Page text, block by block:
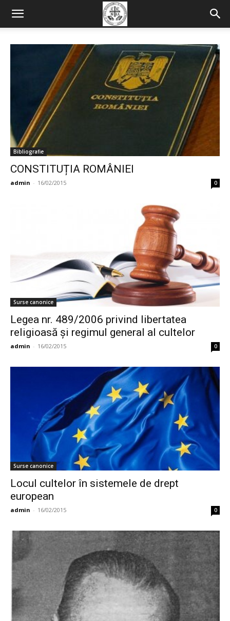
Bibliografie
CONSTITUȚIA ROMÂNIEI
admin - 16/02/2015 0
Surse canonice
Legea nr. 489/2006 privind libertatea
religioasă și regimul general al cultelor
admin - 16/02/2015 0
Surse canonice
Locul cultelor în sistemele de drept
european
admin - 16/02/2015 0